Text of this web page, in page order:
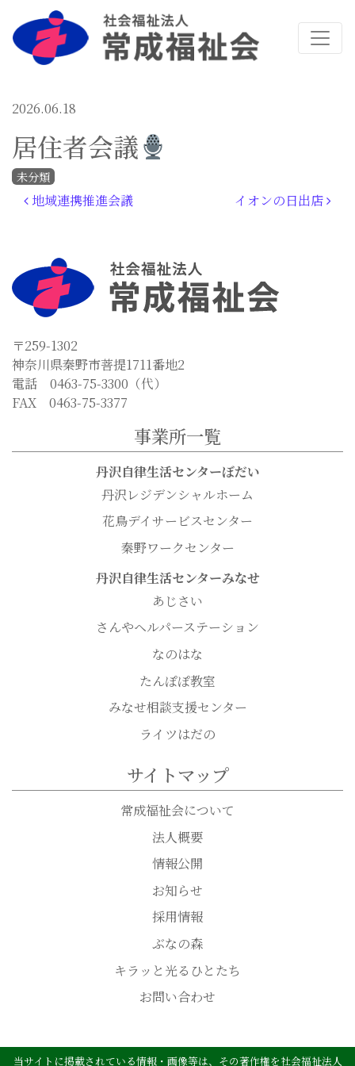
2026.06.18
居住者会議
未分類
投稿ナビゲーション
地域連携推進会議 イオンの日出店
〒259-1302
神奈川県秦野市菩提1711番地2
電話 0463-75-3300（代）
FAX 0463-75-3377
事業所一覧
丹沢自律生活センターぼだい
丹沢レジデンシャルホーム
花鳥デイサービスセンター
秦野ワークセンター
丹沢自律生活センターみなせ
あじさい
さんやヘルパーステーション
なのはな
たんぽぽ教室
みなせ相談支援センター
ライツはだの
サイトマップ
常成福祉会について
法人概要
情報公開
お知らせ
採用情報
ぶなの森
キラッと光るひとたち
お問い合わせ
当サイトに掲載されている情報・画像等は、その著作権を社会福祉法人